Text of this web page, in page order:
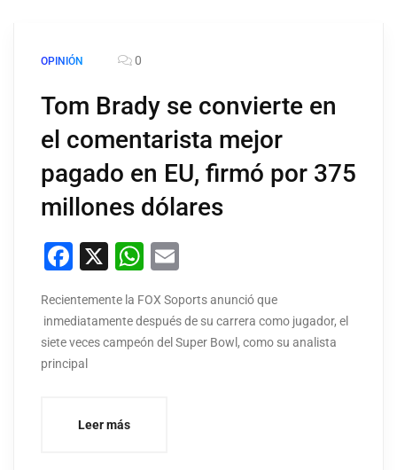
OPINIÓN 0
Tom Brady se convierte en
el comentarista mejor
pagado en EU, firmó por 375
millones dólares
Facebook
X WhatsApp
Recientemente la FOX Soports anunció que
inmediatamente después de su carrera como jugador, el
siete veces campeón del Super Bowl, como su analista
principal
Leer más